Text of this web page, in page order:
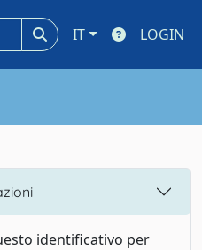
IT LOGIN
identificativo per